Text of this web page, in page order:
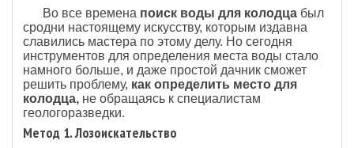
Во все времена поиск воды для колодцабыл
сродни настоящему искусству, которым издавна
славились мастера по этому делу. Но сегодня
инструментов для определения места воды стало
намного больше, и даже простой дачник сможет
решить проблему, как определить место для
колодца,не обращаясь к специалистам
геологоразведки.
Метод 1. Лозоискательство